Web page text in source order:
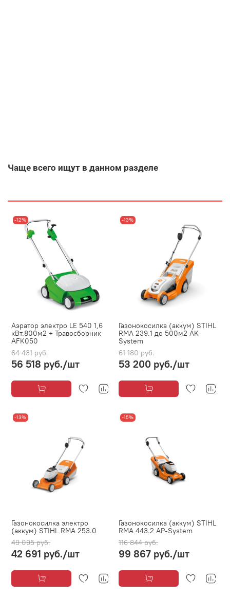
Чаще всего ищут в данном разделе
-12%
Аэратор электро LE 540 1,6
кВт.800м2 + Травосборник
AFK050
64 431 руб.
56 518 руб./шт
-13%
Газонокосилка (аккум) STIHL
RMA 239.1 до 500м2 AK-
System
61 180 руб.
53 200 руб./шт
-13%
Газонокосилка электро
(аккум) STIHL RMA 253.0
49 095 руб.
42 691 руб./шт
-15%
Газонокосилка (аккум) STIHL
RMA 443.2 AP-System
116 844 руб.
99 867 руб./шт